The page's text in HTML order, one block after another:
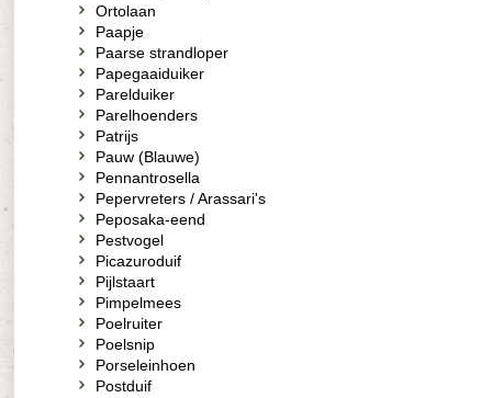
Ortolaan
Paapje
Paarse strandloper
Papegaaiduiker
Parelduiker
Parelhoenders
Patrijs
Pauw (Blauwe)
Pennantrosella
Pepervreters / Arassari's
Peposaka-eend
Pestvogel
Picazuroduif
Pijlstaart
Pimpelmees
Poelruiter
Poelsnip
Porseleinhoen
Postduif